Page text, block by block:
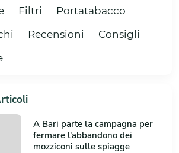
Filtri
Portatabacco
Recensioni
Consigli
A Bari parte la campagna per
fermare l'abbandono dei
mozziconi sulle spiagge